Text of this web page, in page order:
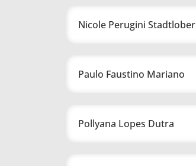
Nicole Perugini Stadtlober
Paulo Faustino Mariano
Pollyana Lopes Dutra